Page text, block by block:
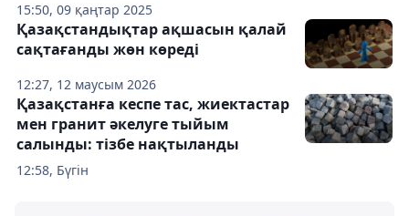
15:50, 09 қаңтар 2025
12:27, 12 маусым 2026
Қазақстандықтар ақшасын қалай
сақтағанды жөн көреді
12:58, Бүгін
Қазақстанға кеспе тас, жиектастар
мен гранит әкелуге тыйым
салынды: тізбе нақтыланды